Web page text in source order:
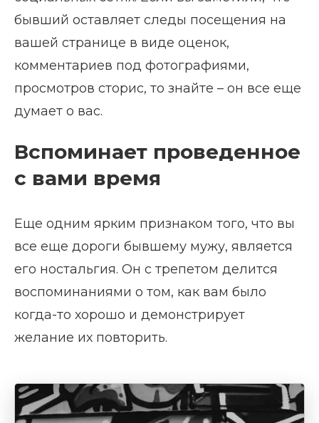
бывший оставляет следы посещения на
вашей странице в виде оценок,
комментариев под фотографиями,
просмотров сторис, то знайте – он все еще
думает о вас.
Вспоминает проведенное
с вами время
Еще одним ярким признаком того, что вы
все еще дороги бывшему мужу, является
его ностальгия. Он с трепетом делится
воспоминаниями о том, как вам было
когда-то хорошо и демонстрирует
желание их повторить.